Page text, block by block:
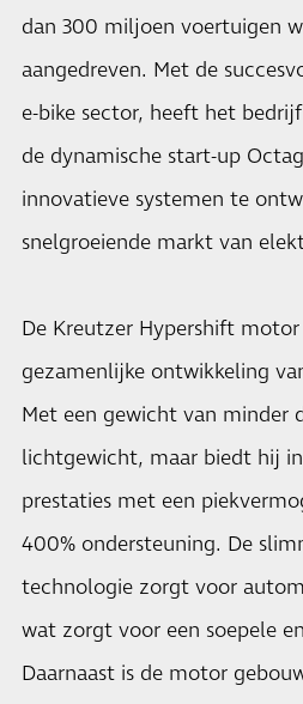
dan 300 miljoen voertuigen
aangedreven. Met de
e-bike sector, heeft het
de dynamische start-up
innovatieve systemen te
snelgroeiende markt van
De Kreutzer Hypershift motor
gezamenlijke ontwikkeling
Met een gewicht van minder
lichtgewicht, maar biedt hij
prestaties met een
400% ondersteuning. De
technologie zorgt voor
wat zorgt voor een soepele
Daarnaast is de motor